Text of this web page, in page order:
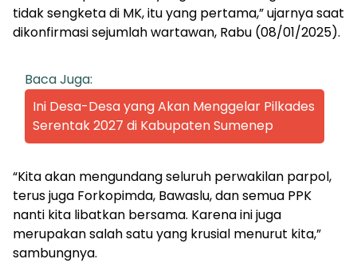
tidak sengketa di MK, itu yang pertama,” ujarnya saat
dikonfirmasi sejumlah wartawan, Rabu (08/01/2025).
Baca Juga:
Ini Desa-Desa yang Akan Menggelar Pilkades
Serentak 2027 di Kabupaten Sumenep
“Kita akan mengundang seluruh perwakilan parpol,
terus juga Forkopimda, Bawaslu, dan semua PPK
nanti kita libatkan bersama. Karena ini juga
merupakan salah satu yang krusial menurut kita,”
sambungnya.